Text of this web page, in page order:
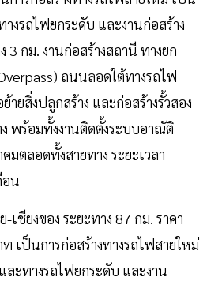
งรถไฟยกระดับ และงานก่อสร้าง
3 กม. งานก่อสร้างสถานี ทางยก
ถนนลอดใต้ทางรถไฟ
ายสิ่งปลูกสร้าง และก่อสร้างรั้วสอง
พร้อมทั้งงานติดตั้งระบบอาณัติ
ตลอดทั้งสายทาง ระยะเวลา
อน
เชียงของ ระยะทาง 87 กม. ราคา
เป็นการก่อสร้างทางรถไฟสายใหม่
ะทางรถไฟยกระดับ และงาน